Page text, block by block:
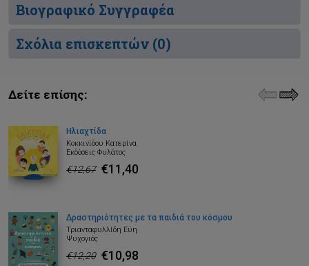
Βιογραφικό Συγγραφέα
Σχόλια επισκεπτών (0)
Δείτε επίσης:
Ηλιαχτίδα
Κοκκινίδου Κατερίνα
Εκδόσεις Φυλάτος
€12,67 €11,40
Δραστηριότητες με τα παιδιά του κόσμου
Τριανταφυλλίδη Εύη
Ψυχογιός
€12,20 €10,98